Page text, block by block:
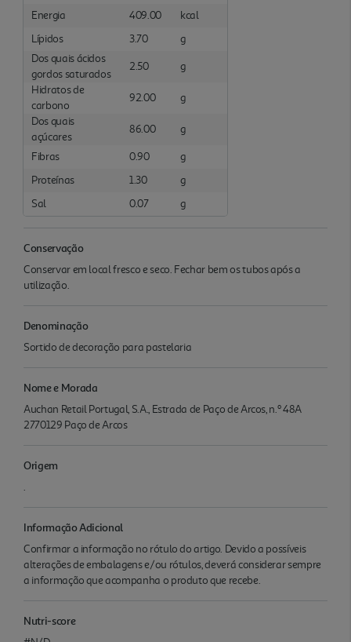
Energia
409.00
kcal
Lípidos
3.70
g
Dos quais ácidos
gordos saturados
2.50
g
Hidratos de
carbono
92.00
g
Dos quais
açúcares
86.00 g
Fibras 0.90
g
Proteínas
1.30
g
Sal
0.07 g
Conservação
Conservar em local fresco e seco. Fechar bem os tubos após a
utilização.
Denominação
Sortido de decoração para pastelaria
Nome e Morada
Auchan Retail Portugal, S.A., Estrada de Paço de Arcos, n.º 48A
2770129 Paço de Arcos
Origem
.
Informação Adicional
Confirmar a informação no rótulo do artigo. Devido a possíveis
alterações de embalagens e/ou rótulos, deverá considerar sempre
a informação que acompanha o produto que recebe.
Nutri-score